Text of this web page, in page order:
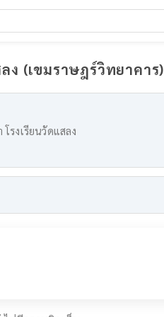
ง (เขมราษฎร์วิทยาคาร)
รงเรียนวัดแสลง